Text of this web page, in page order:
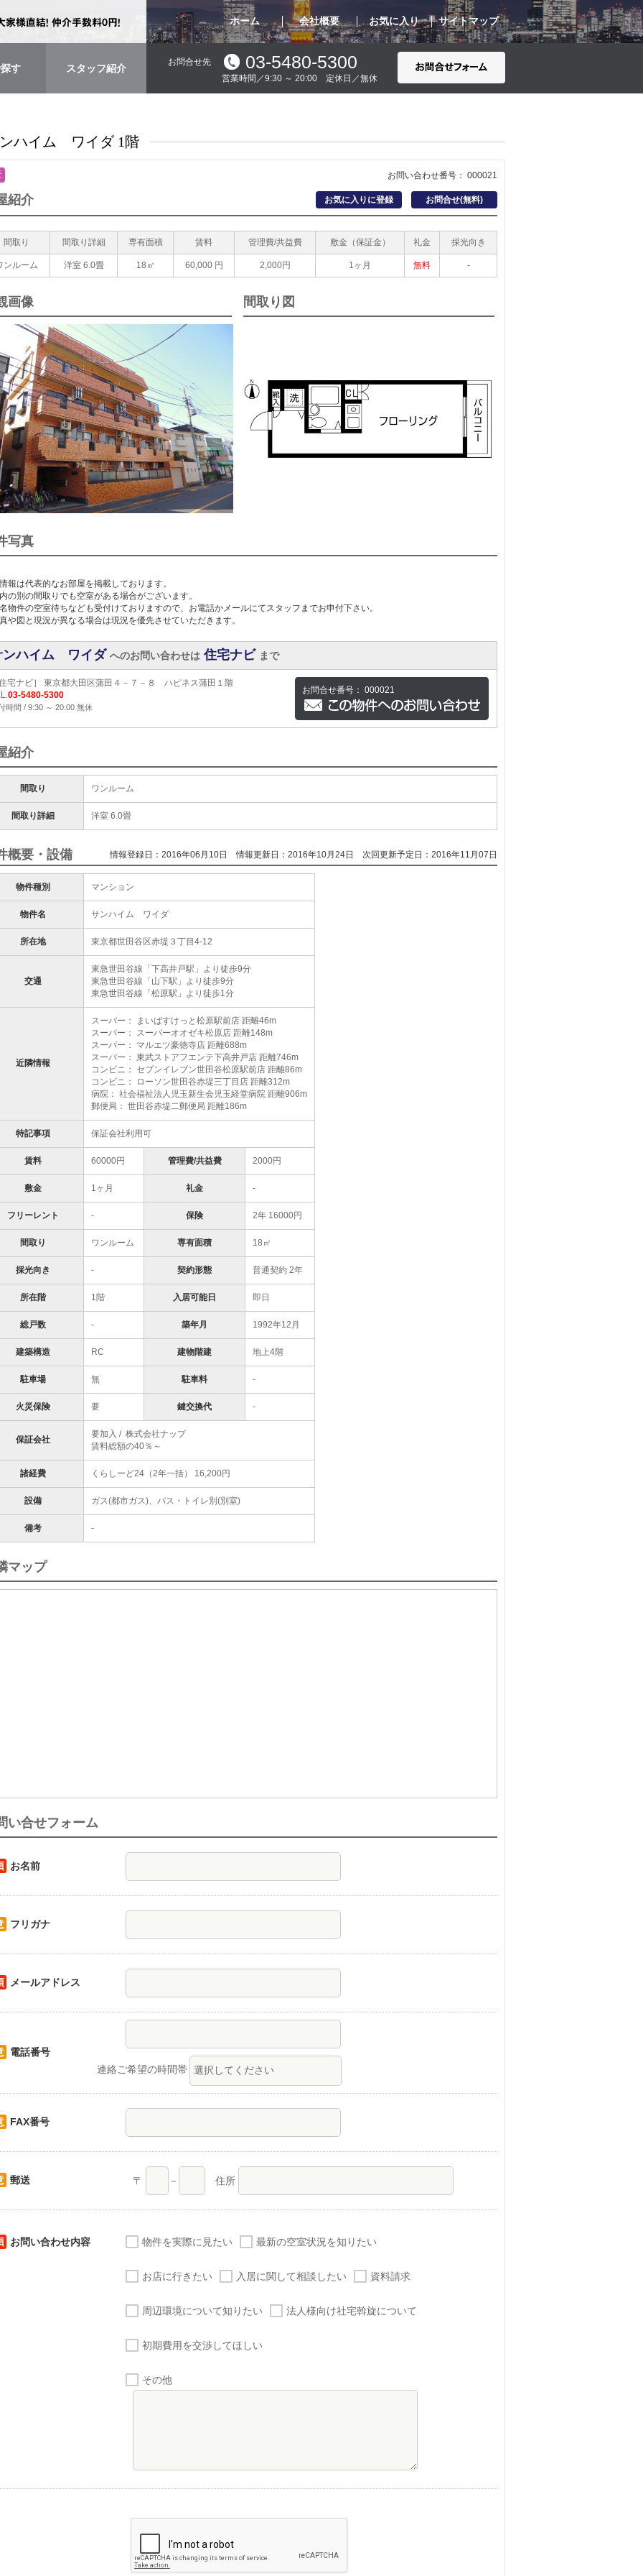
ホーム 会社概要 お気に入り サイトマップ
す スタッフ紹介
お問合せ先 03-5480-5300
営業時間／9:30 ～ 20:00 定休日／無休
ハイム ワイダ 1階
お問い合わせ番号： 000021
紹介 お気に入りに登録 お問合せ(無料)
間取り 間取り詳細 専有面積 賃料 管理費/共益費 敷金（保証金） 礼金 採光向き
ンルーム 洋室 6.0畳 18㎡ 60,000 円 2,000円 1ヶ月 無料 -
画像 間取り図
写真
報は代表的なお部屋を掲載しております。
の別の間取りでも空室がある場合がございます。
物件の空室待ちなども受付けておりますので、お電話かメールにてスタッフまでお申付下さい。
や図と現況が異なる場合は現況を優先させていただきます。
ンハイム ワイダ へのお問い合わせは 住宅ナビ まで
宅ナビ］ 東京都大田区蒲田４－７－８ ハピネス蒲田１階
03-5480-5300
時間 / 9:30 ～ 20:00 無休
お問合せ番号： 000021
紹介
間取り ワンルーム
間取り詳細 洋室 6.0畳
概要・設備 情報登録日：2016年06月10日 情報更新日：2016年10月24日 次回更新予定日：2016年11月07日
物件種別 マンション
物件名 サンハイム ワイダ
所在地 東京都世田谷区赤堤３丁目4-12
交通
東急世田谷線「下高井戸駅」より徒歩9分
東急世田谷線「山下駅」より徒歩9分
東急世田谷線「松原駅」より徒歩1分
近隣情報
スーパー： まいばすけっと松原駅前店 距離46m
スーパー： スーパーオオゼキ松原店 距離148m
スーパー： マルエツ豪徳寺店 距離688m
スーパー： 東武ストアフエンテ下高井戸店 距離746m
コンビニ： セブンイレブン世田谷松原駅前店 距離86m
コンビニ： ローソン世田谷赤堤三丁目店 距離312m
病院： 社会福祉法人児玉新生会児玉経堂病院 距離906m
郵便局： 世田谷赤堤二郵便局 距離186m
特記事項 保証会社利用可
賃料 60000円 管理費/共益費 2000円
敷金 1ヶ月 礼金 -
フリーレント - 保険 2年 16000円
間取り ワンルーム 専有面積 18㎡
採光向き - 契約形態 普通契約 2年
所在階 1階 入居可能日 即日
総戸数 - 築年月 1992年12月
建築構造 RC 建物階建 地上4階
駐車場 無 駐車料 -
火災保険 要 鍵交換代 -
保証会社
要加入 / 株式会社ナップ
賃料総額の40％～
諸経費 くらしーど24（2年一括） 16,200円
設備 ガス(都市ガス)、バス・トイレ別(別室)
備考 -
マップ
い合せフォーム
お名前
フリガナ
メールアドレス
電話番号
連絡ご希望の時間帯
FAX番号
郵送 〒 － 住所
お問い合わせ内容 物件を実際に見たい 最新の空室状況を知りたい
お店に行きたい 入居に関して相談したい 資料請求
周辺環境について知りたい 法人様向け社宅斡旋について
初期費用を交渉してほしい
その他